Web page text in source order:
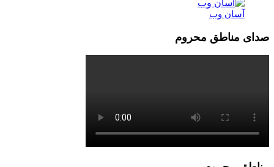
آسان وب
صدای مناطق محروم